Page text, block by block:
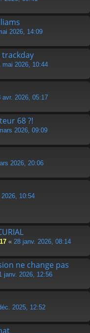
2026, 14:09
mai 2026, 10:44
avr. 2026, 05:17
68 ?!
2026, 09:09
2026, 20:06
2026, 10:54
« 28 janv. 2026, 08:14
ne change pas
janv. 2026, 12:56
2025, 12:52